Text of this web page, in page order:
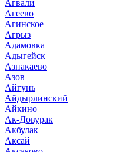
Агвали
Агеево
Агинское
Агрыз
Адамовка
Адыгейск
Азнакаево
Азов
Айгунь
Айдырлинский
Айкино
Ак-Довурак
Акбулак
Аксай